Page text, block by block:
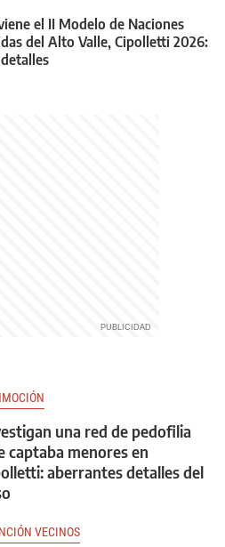
el II Modelo de Naciones
del Alto Valle, Cipolletti 2026:
una red de pedofilia
captaba menores en
aberrantes detalles del
VECINOS